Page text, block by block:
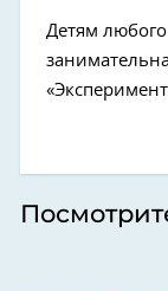
Детям